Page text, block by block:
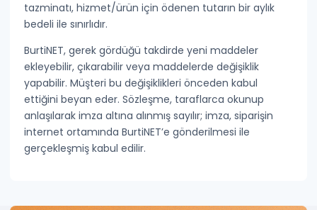
tazminatı,hizmet/ürün için ödenen tutarın bir aylık
bedeli ile sınırlıdır.
BurtiNET, gerek gördüğü takdirde yeni maddeler
ekleyebilir, çıkarabilir veya maddelerde değişiklik
yapabilir. Müşteri bu değişiklikleri önceden kabul
ettiğini beyan eder. Sözleşme, taraflarca okunup
anlaşılarak imza altına alınmış sayılır; imza, siparişin
internet ortamında BurtiNET’e gönderilmesi ile
gerçekleşmiş kabul edilir.